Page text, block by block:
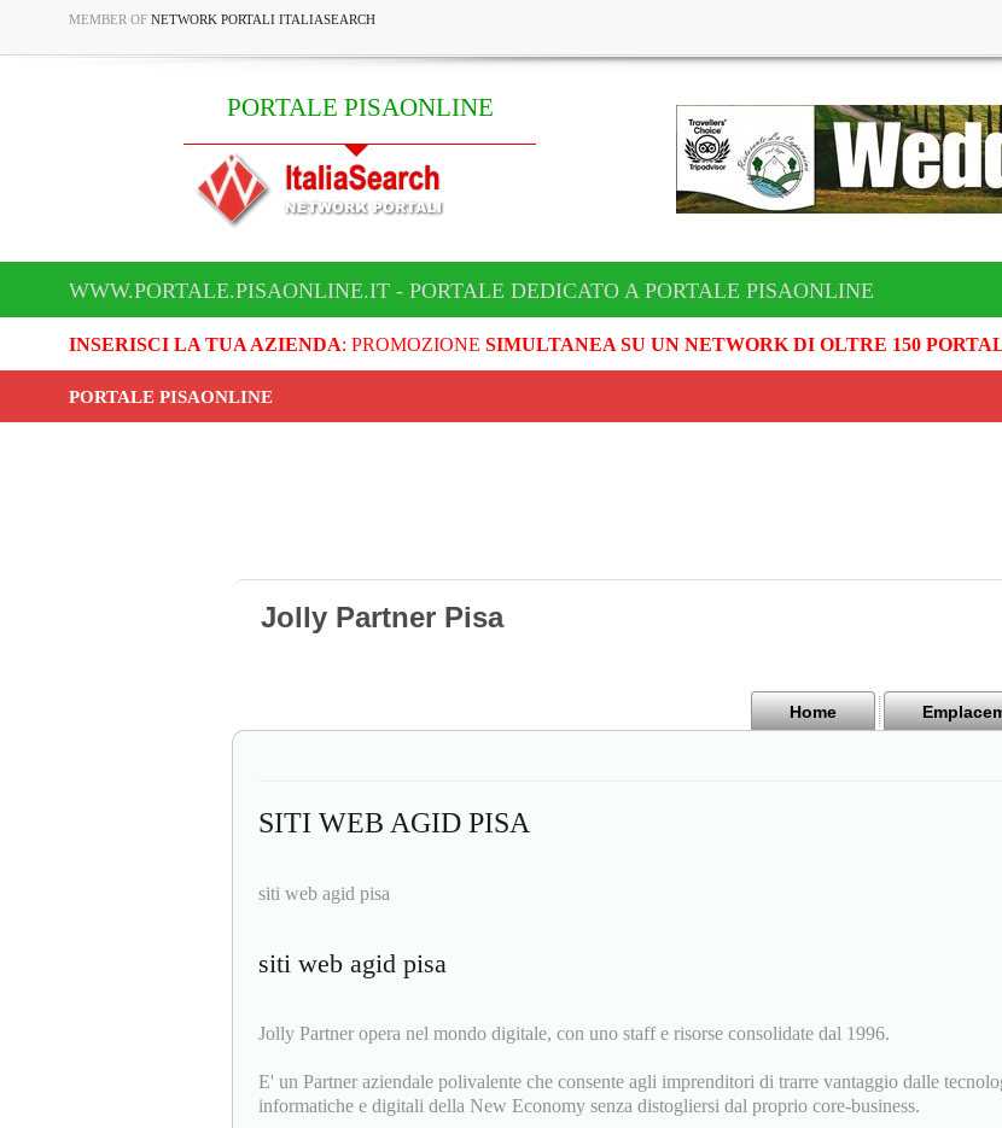
MEMBER OF NETWORK PORTALI ITALIASEARCH
PORTALE PISAONLINE
WWW.PORTALE.PISAONLINE.IT - PORTALE DEDICATO A PORTALE PISAONLINE
INSERISCI LA TUA AZIENDA: PROMOZIONE SIMULTANEA SU UN NETWORK DI OLTRE 150
PORTALE PISAONLINE
Jolly Partner Pisa
Home
SITI WEB AGID PISA
siti web agid pisa
siti web agid pisa
Jolly Partner opera nel mondo digitale, con uno staff e risorse consolidate dal 1996.
E' un Partner aziendale polivalente che consente agli imprenditori di trarre vantaggio dalle
informatiche e digitali della New Economy senza distogliersi dal proprio core-business.